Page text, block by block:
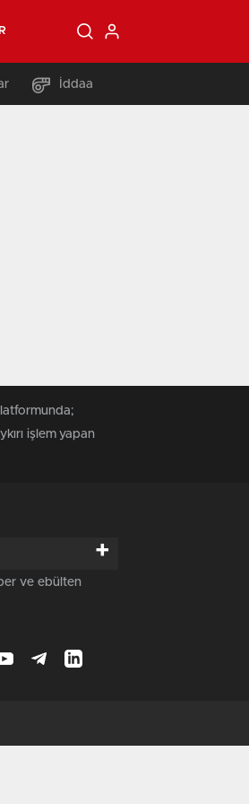
İddaa
işlem yapan
+
ve ebülten